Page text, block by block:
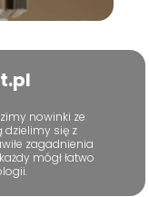
nowinki ze
dzielimy się z
zagadnienia
mógł łatwo